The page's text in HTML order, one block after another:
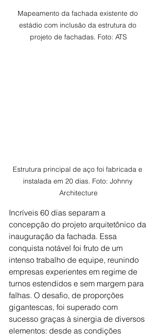
Mapeamento da fachada existente do
estádio com inclusão da estrutura do
projeto de fachadas. Foto: ATS
Estrutura principal de aço foi fabricada e
instalada em 20 dias. Foto: Johnny
Architecture
Incríveis 60 dias separam a
concepção do projeto arquitetônico da
inauguração da fachada. Essa
conquista notável foi fruto de um
intenso trabalho de equipe, reunindo
empresas experientes em regime de
turnos estendidos e sem margem para
falhas. O desafio, de proporções
gigantescas, foi superado com
sucesso graças à sinergia de diversos
elementos: desde as condições